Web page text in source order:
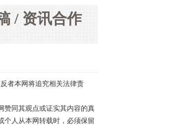
/ 资讯合作
者本网将追究相关法律责
赞同其观点或证实其内容的真
个人从本网转载时，必须保留